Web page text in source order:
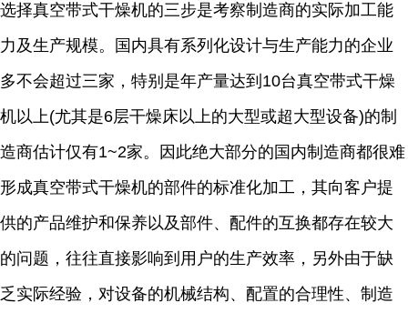
选择真空带式干燥机的三步是考察制造商的实际加工能
力及生产规模。国内具有系列化设计与生产能力的企业
多不会超过三家，特别是年产量达到10台真空带式干燥
机以上(尤其是6层干燥床以上的大型或超大型设备)的制
造商估计仅有1~2家。因此绝大部分的国内制造商都很难
形成真空带式干燥机的部件的标准化加工，其向客户提
供的产品维护和保养以及部件、配件的互换都存在较大
的问题，往往直接影响到用户的生产效率，另外由于缺
乏实际经验，对设备的机械结构、配置的合理性、制造